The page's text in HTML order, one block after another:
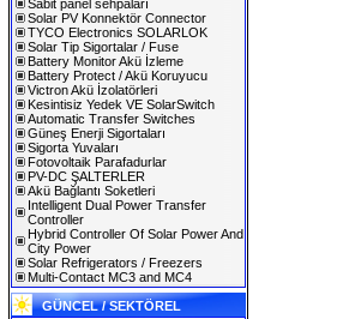
Sabit panel sehpaları
Solar PV Konnektör Connector
TYCO Electronics SOLARLOK
Solar Tip Sigortalar / Fuse
Battery Monitor Akü İzleme
Battery Protect / Akü Koruyucu
Victron Akü İzolatörleri
Kesintisiz Yedek VE SolarSwitch
Automatic Transfer Switches
Güneş Enerji Sigortaları
Sigorta Yuvaları
Fotovoltaik Parafadurlar
PV-DC ŞALTERLER
Akü Bağlantı Soketleri
Intelligent Dual Power Transfer
Controller
Hybrid Controller Of Solar Power And
City Power
Solar Refrigerators / Freezers
Multi-Contact MC3 and MC4
GÜNCEL / SEKTÖREL